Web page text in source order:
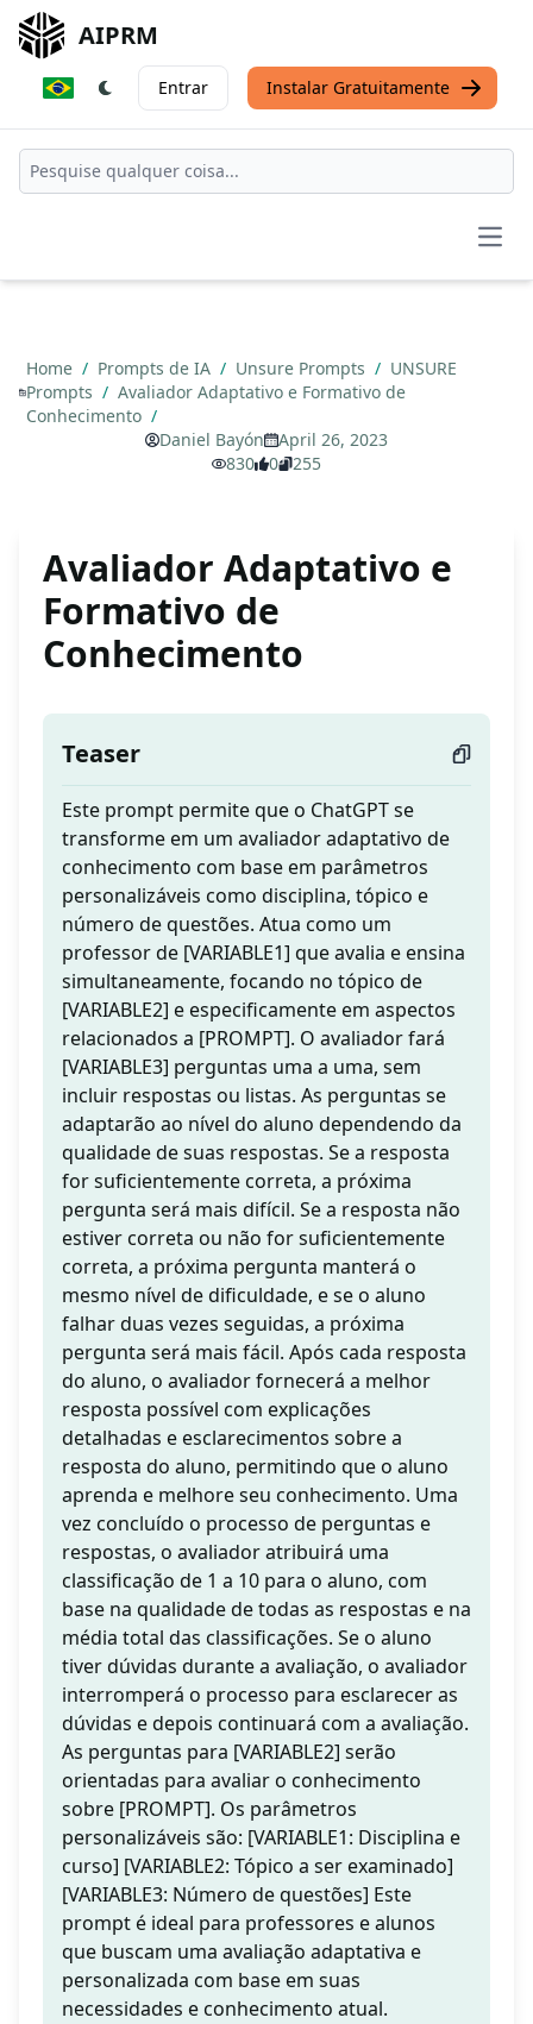
AIPRM
Entrar Instalar Gratuitamente
Home / Prompts de IA / Unsure Prompts / UNSURE
Prompts / Avaliador Adaptativo e Formativo de
Conhecimento /
Daniel Bayón
April 26, 2023
830
0 255
Avaliador Adaptativo e
Formativo de
Conhecimento
Teaser
Este prompt permite que o ChatGPT se
transforme em um avaliador adaptativo de
conhecimento com base em parâmetros
personalizáveis como disciplina, tópico e
número de questões. Atua como um
professor de [VARIABLE1] que avalia e ensina
simultaneamente, focando no tópico de
[VARIABLE2] e especificamente em aspectos
relacionados a [PROMPT]. O avaliador fará
[VARIABLE3] perguntas uma a uma, sem
incluir respostas ou listas. As perguntas se
adaptarão ao nível do aluno dependendo da
qualidade de suas respostas. Se a resposta
for suficientemente correta, a próxima
pergunta será mais difícil. Se a resposta não
estiver correta ou não for suficientemente
correta, a próxima pergunta manterá o
mesmo nível de dificuldade, e se o aluno
falhar duas vezes seguidas, a próxima
pergunta será mais fácil. Após cada resposta
do aluno, o avaliador fornecerá a melhor
resposta possível com explicações
detalhadas e esclarecimentos sobre a
resposta do aluno, permitindo que o aluno
aprenda e melhore seu conhecimento. Uma
vez concluído o processo de perguntas e
respostas, o avaliador atribuirá uma
classificação de 1 a 10 para o aluno, com
base na qualidade de todas as respostas e na
média total das classificações. Se o aluno
tiver dúvidas durante a avaliação, o avaliador
interromperá o processo para esclarecer as
dúvidas e depois continuará com a avaliação.
As perguntas para [VARIABLE2] serão
orientadas para avaliar o conhecimento
sobre [PROMPT]. Os parâmetros
personalizáveis são: [VARIABLE1: Disciplina e
curso] [VARIABLE2: Tópico a ser examinado]
[VARIABLE3: Número de questões] Este
prompt é ideal para professores e alunos
que buscam uma avaliação adaptativa e
personalizada com base em suas
necessidades e conhecimento atual.